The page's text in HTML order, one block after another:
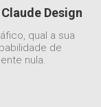
Design
qual a sua
de
nula.